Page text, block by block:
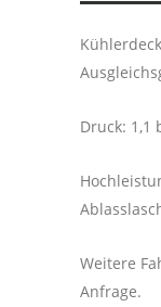
Druck: 1,1
Weitere
Anfrage.